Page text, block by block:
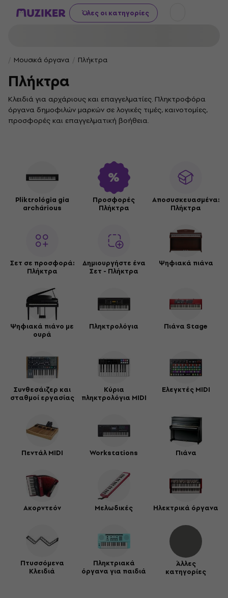
Όλες οι κατηγορίες
Μουσικά όργανα Πλήκτρα
Πλήκτρα
Κλειδιά για αρχάριους και επαγγελματίες. Πληκτροφόρα
όργανα δημοφιλών μαρκών σε λογικές τιμές, καινοτομίες,
προσφορές και επαγγελματική βοήθεια.
Pliktrológia gia
archárious
Προσφορές
Πλήκτρα
Αποσυσκευασμένα:
Πλήκτρα
Σετ σε προσφορά:
Πλήκτρα
Δημιουργήστε ένα
Σετ - Πλήκτρα
Ψηφιακά πιάνα
Ψηφιακά πιάνο με
ουρά
Πληκτρολόγια Πιάνα Stage
Συνθεσάιζερ και
σταθμοί εργασίας
Κύρια
πληκτρολόγια MIDI
Ελεγκτές MIDI
Πεντάλ MIDI Workstations Πιάνα
Ακορντεόν Μελωδικές Ηλεκτρικά όργανα
Πτυσσόμενα
Κλειδιά
Πληκτριακά
όργανα για παιδιά
Άλλες
κατηγορίες